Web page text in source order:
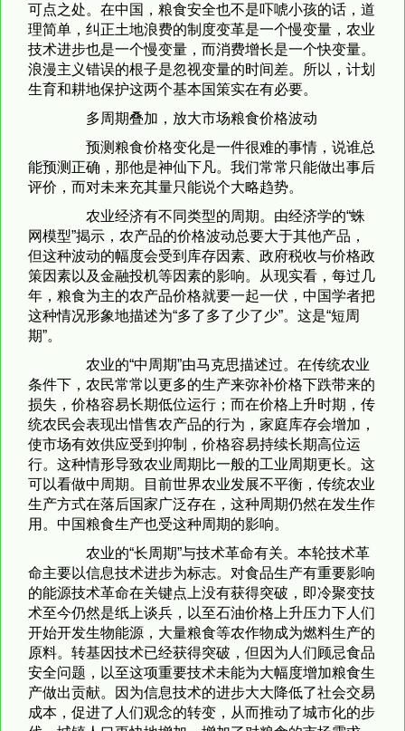
可点之处。在中国，粮食安全也不是吓唬小孩的话，道
理简单，纠正土地浪费的制度变革是一个慢变量，农业
技术进步也是一个慢变量，而消费增长是一个快变量。
浪漫主义错误的根子是忽视变量的时间差。所以，计划
生育和耕地保护这两个基本国策实在有必要。
多周期叠加，放大市场粮食价格波动
预测粮食价格变化是一件很难的事情，说谁总
能预测正确，那他是神仙下凡。我们常常只能做出事后
评价，而对未来充其量只能说个大略趋势。
农业经济有不同类型的周期。由经济学的“蛛
网模型”揭示，农产品的价格波动总要大于其他产品，
但这种波动的幅度会受到库存因素、政府税收与价格政
策因素以及金融投机等因素的影响。从现实看，每过几
年，粮食为主的农产品价格就要一起一伏，中国学者把
这种情况形象地描述为“多了多了少了少”。这是“短周
期”。
农业的“中周期”由马克思描述过。在传统农业
条件下，农民常常以更多的生产来弥补价格下跌带来的
损失，价格容易长期低位运行；而在价格上升时期，传
统农民会表现出惜售农产品的行为，家庭库存会增加，
使市场有效供应受到抑制，价格容易持续长期高位运
行。这种情形导致农业周期比一般的工业周期更长。这
可以看做中周期。目前世界农业发展不平衡，传统农业
生产方式在落后国家广泛存在，这种周期仍然在发生作
用。中国粮食生产也受这种周期的影响。
农业的“长周期”与技术革命有关。本轮技术革
命主要以信息技术进步为标志。对食品生产有重要影响
的能源技术革命在关键点上没有获得突破，即冷聚变技
术至今仍然是纸上谈兵，以至石油价格上升压力下人们
开始开发生物能源，大量粮食等农作物成为燃料生产的
原料。转基因技术已经获得突破，但因为人们顾忌食品
安全问题，以至这项重要技术未能为大幅度增加粮食生
产做出贡献。因为信息技术的进步大大降低了社会交易
成本，促进了人们观念的转变，从而推动了城市化的步